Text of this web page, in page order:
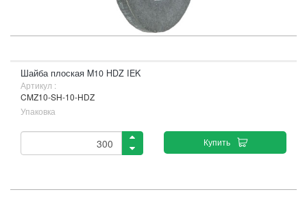
Шайба плоская M10 HDZ IEK
Артикул :
CMZ10-SH-10-HDZ
Упаковка
Купить